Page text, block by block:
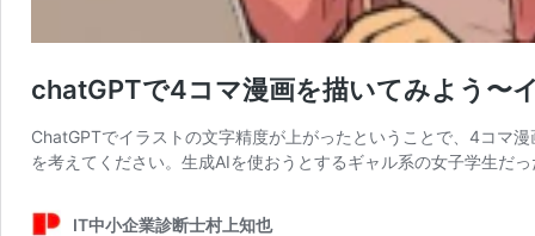
chatGPTで4コマ漫画を描いてみよう〜
ChatGPTでイラストの文字精度が上がったということで、4コマ
を考えてください。生成AIを使おうとするギャル系の女子学生だ
IT中小企業診断士村上知也